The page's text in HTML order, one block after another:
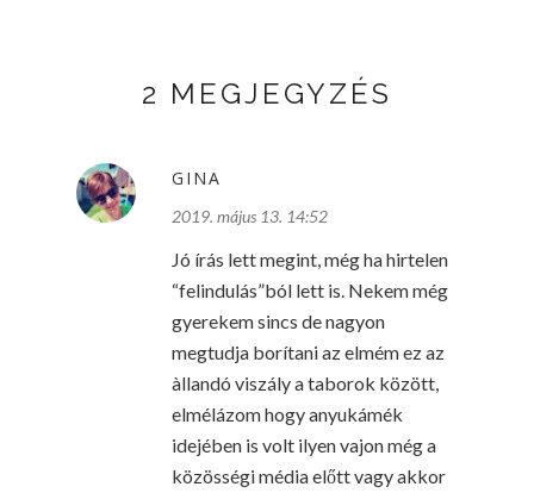
2 MEGJEGYZÉS
GINA
2019. május 13. 14:52
Jó írás lett megint, még ha hirtelen
“felindulás”ból lett is. Nekem még
gyerekem sincs de nagyon
megtudja borítani az elmém ez az
àllandó viszály a taborok között,
elmélázom hogy anyukámék
idejében is volt ilyen vajon még a
közösségi média előtt vagy akkor